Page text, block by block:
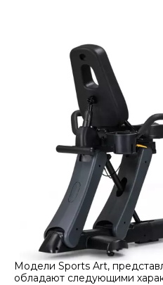
Модели Sports Art,
обладают следующими